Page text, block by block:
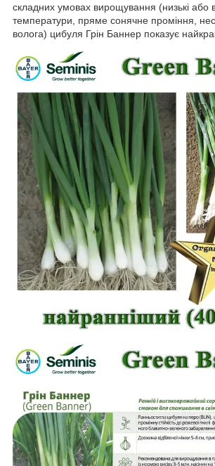
складних умовах вирощування (низькі або
температури, пряме сонячне проміння,
волога) цибуля Грін Баннер показує